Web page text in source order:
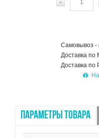
-
Самовывоз -
Доставка по
Доставка по
ПАРАМЕТРЫ ТОВАРА